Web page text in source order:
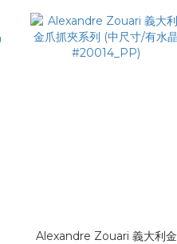
Alexandre Zouari 義大利金